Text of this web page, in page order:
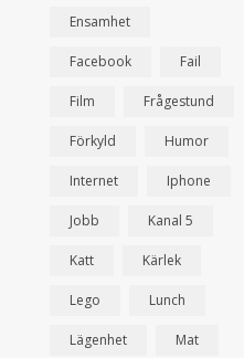
Ensamhet
Facebook Fail
Film Frågestund
Förkyld Humor
Internet Iphone
Jobb Kanal 5
Katt Kärlek
Lego Lunch
Lägenhet Mat